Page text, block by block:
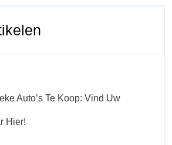
Auto’s Te Koop: Vind Uw
Hier!